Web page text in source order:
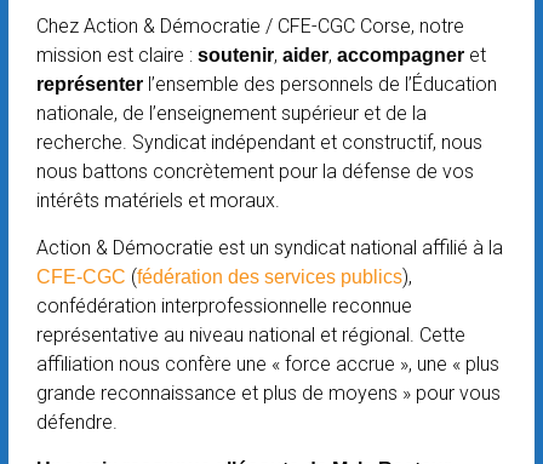
Chez Action & Démocratie / CFE-CGC Corse, notre
mission est claire : soutenir, aider, accompagneret
représenterl’ensemble des personnels de l’Éducation
nationale, de l’enseignement supérieur et de la
recherche. Syndicat indépendant et constructif, nous
nous battons concrètement pour la défense de vos
intérêts matériels et moraux.
Action & Démocratie est un syndicat national affilié à la
CFE-CGC (fédération des services publics),
confédération interprofessionnelle reconnue
représentative au niveau national et régional. Cette
affiliation nous confère une « force accrue », une « plus
grande reconnaissance et plus de moyens » pour vous
défendre.